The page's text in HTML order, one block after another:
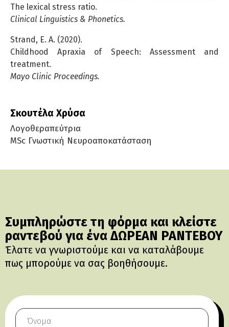
The lexical stress ratio.
Clinical Linguistics & Phonetics.
Strand, E. A. (2020).
Childhood Apraxia of Speech: Assessment and
treatment.
Mayo Clinic Proceedings.
Σκουτέλα Χρύσα
Λογοθεραπεύτρια
MSc Γνωστική Νευροαποκατάσταση
Συμπληρώστε τη φόρμα και κλείστε
ραντεβού για ένα ΔΩΡΕΑΝ ΡΑΝΤΕΒΟΥ
Έλατε να γνωριστούμε και να καταλάβουμε
πως μπορούμε να σας βοηθήσουμε.